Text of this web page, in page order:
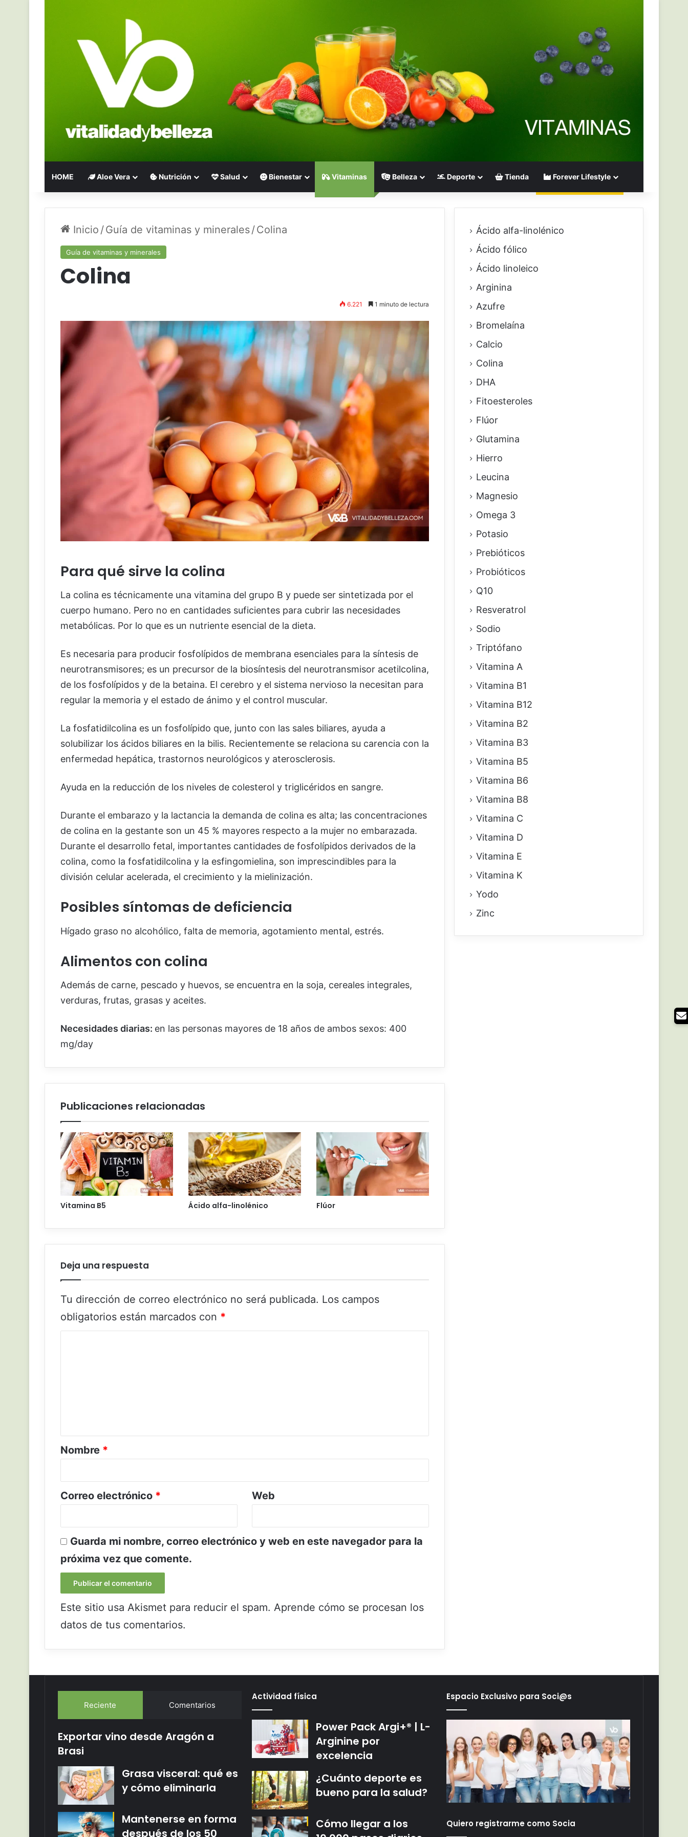
HOME Aloe Vera Nutrición Salud Bienestar Vitaminas Belleza Deporte Tienda Forever Lifestyle
Inicio /Guía de vitaminas y minerales/Colina
Guía de vitaminas y minerales
Colina
6.221 1 minuto de lectura
Para qué sirve la colina
La colina es técnicamente una vitamina del grupo B y puede ser sintetizada por el
cuerpo humano. Pero no en cantidades suficientes para cubrir las necesidades
metabólicas. Por lo que es un nutriente esencial de la dieta.
Es necesaria para producir fosfolípidos de membrana esenciales para la síntesis de
neurotransmisores; es un precursor de la biosíntesis del neurotransmisor acetilcolina,
de los fosfolípidos y de la betaina. El cerebro y el sistema nervioso la necesitan para
regular la memoria y el estado de ánimo y el control muscular.
La fosfatidilcolina es un fosfolípido que, junto con las sales biliares, ayuda a
solubilizar los ácidos biliares en la bilis. Recientemente se relaciona su carencia con la
enfermedad hepática, trastornos neurológicos y aterosclerosis.
Ayuda en la reducción de los niveles de colesterol y triglicéridos en sangre.
Durante el embarazo y la lactancia la demanda de colina es alta; las concentraciones
de colina en la gestante son un 45 % mayores respecto a la mujer no embarazada.
Durante el desarrollo fetal, importantes cantidades de fosfolípidos derivados de la
colina, como la fosfatidilcolina y la esfingomielina, son imprescindibles para la
división celular acelerada, el crecimiento y la mielinización.
Posibles síntomas de deficiencia
Hígado graso no alcohólico, falta de memoria, agotamiento mental, estrés.
Alimentos con colina
Además de carne, pescado y huevos, se encuentra en la soja, cereales integrales,
verduras, frutas, grasas y aceites.
Necesidades diarias: en las personas mayores de 18 años de ambos sexos: 400
mg/day
Publicaciones relacionadas
Vitamina B5 Ácido alfa-linolénico Flúor
Deja una respuesta
Tu dirección de correo electrónico no será publicada. Los campos
obligatorios están marcados con *
r
i
*
Nombre *
Correo electrónico * Web
Guarda mi nombre, correo electrónico y web en este navegador para la
próxima vez que comente.
Este sitio usa Akismet para reducir el spam. Aprende cómo se procesan los
datos de tus comentarios.
Ácido alfa-linolénico
Ácido fólico
Ácido linoleico
Arginina
Azufre
Bromelaína
Calcio
Colina
DHA
Fitoesteroles
Flúor
Glutamina
Hierro
Leucina
Magnesio
Omega 3
Potasio
Prebióticos
Probióticos
Q10
Resveratrol
Sodio
Triptófano
Vitamina A
Vitamina B1
Vitamina B12
Vitamina B2
Vitamina B3
Vitamina B5
Vitamina B6
Vitamina B8
Vitamina C
Vitamina D
Vitamina E
Vitamina K
Yodo
Zinc
Reciente Comentarios
Exportar vino desde Aragón a
Brasi
Grasa visceral: qué es
y cómo eliminarla
Mantenerse en forma
después de los 50
Actividad física
Power Pack Argi+® | L-
Arginine por
excelencia
¿Cuánto deporte es
bueno para la salud?
Cómo llegar a los
Espacio Exclusivo para Soci@s
Quiero registrarme como Socia